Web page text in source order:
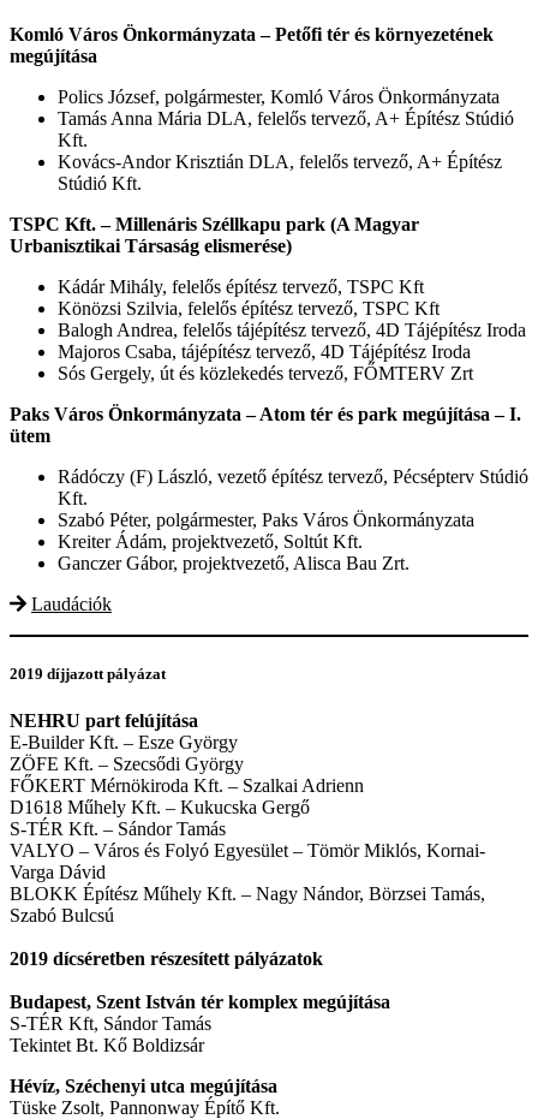
Komló Város Önkormányzata – Petőfi tér és környezetének
megújítása
Polics József, polgármester, Komló Város Önkormányzata
Tamás Anna Mária DLA, felelős tervező, A+ Építész Stúdió
Kft.
Kovács-Andor Krisztián DLA, felelős tervező, A+ Építész
Stúdió Kft.
TSPC Kft. – Millenáris Széllkapu park (A Magyar
Urbanisztikai Társaság elismerése)
Kádár Mihály, felelős építész tervező, TSPC Kft
Könözsi Szilvia, felelős építész tervező, TSPC Kft
Balogh Andrea, felelős tájépítész tervező, 4D Tájépítész Iroda
Majoros Csaba, tájépítész tervező, 4D Tájépítész Iroda
Sós Gergely, út és közlekedés tervező, FŐMTERV Zrt
Paks Város Önkormányzata – Atom tér és park megújítása – I.
ütem
Rádóczy (F) László, vezető építész tervező, Pécsépterv Stúdió
Kft.
Szabó Péter, polgármester, Paks Város Önkormányzata
Kreiter Ádám, projektvezető, Soltút Kft.
Ganczer Gábor, projektvezető, Alisca Bau Zrt.
Laudációk
2019 díjjazott pályázat
NEHRU part felújítása
E-Builder Kft. – Esze György
ZÖFE Kft. – Szecsődi György
FŐKERT Mérnökiroda Kft. – Szalkai Adrienn
D1618 Műhely Kft. – Kukucska Gergő
S-TÉR Kft. – Sándor Tamás
VALYO – Város és Folyó Egyesület – Tömör Miklós, Kornai-
Varga Dávid
BLOKK Építész Műhely Kft. – Nagy Nándor, Börzsei Tamás,
Szabó Bulcsú
2019 dícséretben részesített pályázatok
Budapest, Szent István tér komplex megújítása
S-TÉR Kft, Sándor Tamás
Tekintet Bt. Kő Boldizsár
Hévíz, Széchenyi utca megújítása
Tüske Zsolt, Pannonway Építő Kft.